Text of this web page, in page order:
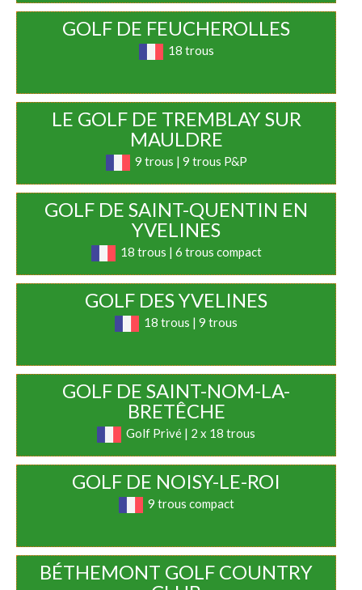
GOLF DE FEUCHEROLLES
18 trous
LE GOLF DE TREMBLAY SUR
MAULDRE
9 trous | 9 trous P&P
GOLF DE SAINT-QUENTIN EN
YVELINES
18 trous | 6 trous compact
GOLF DES YVELINES
18 trous | 9 trous
GOLF DE SAINT-NOM-LA-
BRETÊCHE
Golf Privé | 2 x 18 trous
GOLF DE NOISY-LE-ROI
9 trous compact
BÉTHEMONT GOLF COUNTRY